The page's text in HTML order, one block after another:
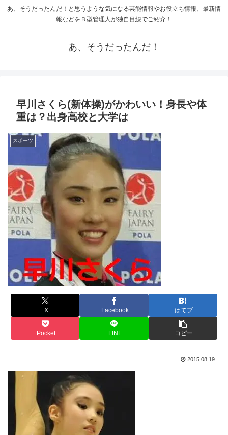
あ、そうだったんだ！と思うような気になる芸能情報やお役立ち情報、最新情
報などをＢ型管理人が独自目線でご紹介！
あ、そうだったんだ！
早川さくら(新体操)がかわいい！身長や体
重は？出身高校と大学は
スポーツ
X Facebook はてブ
Pocket LINE コピー
2015.08.19